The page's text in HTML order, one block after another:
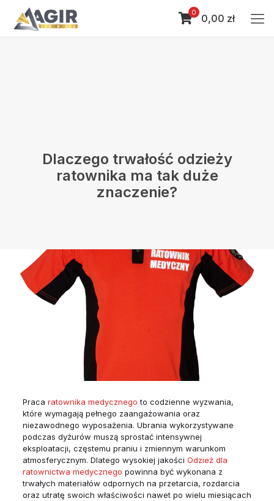
0 0,00 zł
Dlaczego trwałość odzieży
ratownika ma tak duże
znaczenie?
Praca ratownika medycznego to codzienne wyzwania,
które wymagają pełnego zaangażowania oraz
niezawodnego wyposażenia. Ubrania wykorzystywane
podczas dyżurów muszą sprostać intensywnej
eksploatacji, częstemu praniu i zmiennym warunkom
atmosferycznym. Dlatego wysokiej jakości Odzież dla
ratownictwa medycznego powinna być wykonana z
trwałych materiałów odpornych na przetarcia, rozdarcia
oraz utratę swoich właściwości nawet po wielu miesiącach